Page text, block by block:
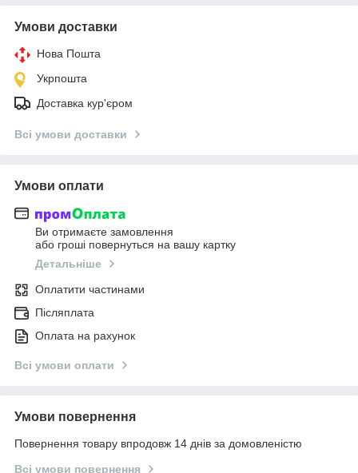
Умови доставки
Нова Пошта
Укрпошта
Доставка кур'єром
Всі умови доставки
Умови оплати
Ви отримаєте замовлення
або гроші повернуться на вашу картку
Детальніше
Оплатити частинами
Післяплата
Оплата на рахунок
Всі умови оплати
Умови повернення
Повернення товару впродовж 14 днів за домовленістю
Всі умови повернення